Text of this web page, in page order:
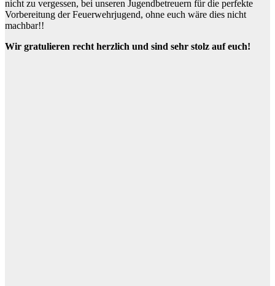
nicht zu vergessen, bei unseren Jugendbetreuern für die perfekte
Vorbereitung der Feuerwehrjugend, ohne euch wäre dies nicht
machbar!!
Wir gratulieren recht herzlich und sind sehr stolz auf euch!